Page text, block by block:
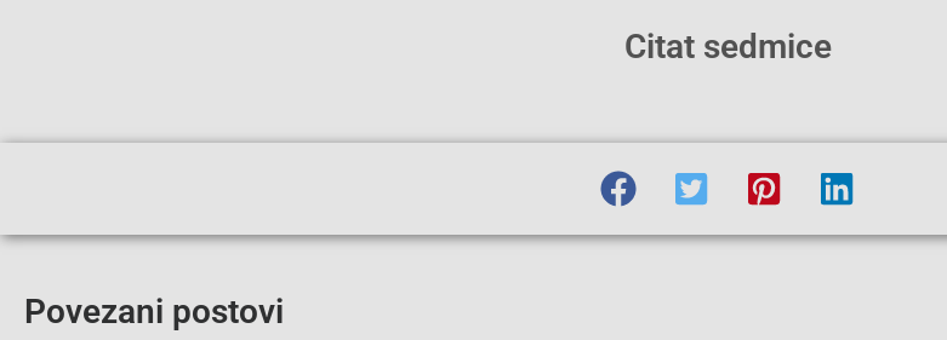
Citat sedmice
Povezani postovi